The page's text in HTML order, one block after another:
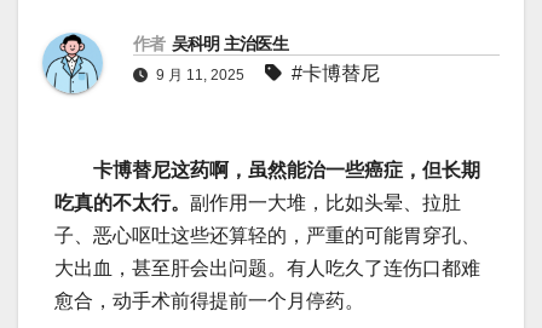
作者 吴科明 主治医生
9 月 11, 2025 #卡博替尼
卡博替尼这药啊，虽然能治一些癌症，但长期
吃真的不太行。 副作用一大堆，比如头晕、拉肚
子、恶心呕吐这些还算轻的，严重的可能胃穿孔、
大出血，甚至肝会出问题。有人吃久了连伤口都难
愈合，动手术前得提前一个月停药。